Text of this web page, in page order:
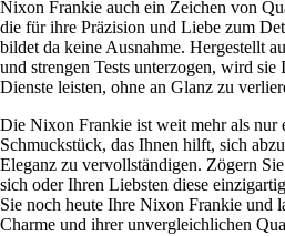
Nixon Frankie auch ein Zeichen von
die für ihre Präzision und Liebe zum
bildet da keine Ausnahme. Hergestellt
und strengen Tests unterzogen, wird sie
Dienste leisten, ohne an Glanz zu
Die Nixon Frankie ist weit mehr als nur
Schmuckstück, das Ihnen hilft, sich
Eleganz zu vervollständigen. Zögern
sich oder Ihren Liebsten diese
Sie noch heute Ihre Nixon Frankie und
Charme und ihrer unvergleichlichen